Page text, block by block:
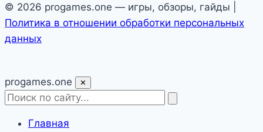
© 2026 progames.one — игры, обзоры, гайды |
Политика в отношении обработки персональных
данных
progames.one ✕
Главная